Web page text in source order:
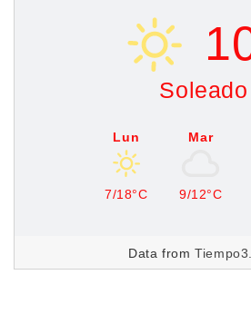
Soleado
Lun
7/18°C
Mar
9/12°C
Data from